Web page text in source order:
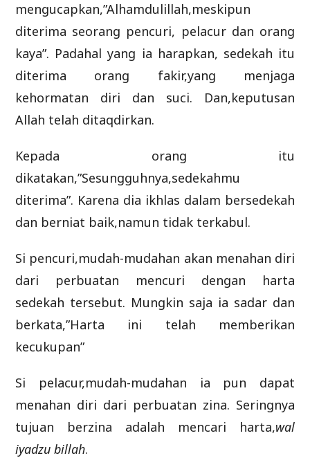
mengucapkan,”Alhamdulillah,meskipun
diterima seorang pencuri, pelacur dan orang
kaya”. Padahal yang ia harapkan, sedekah itu
diterima orang fakir,yang menjaga
kehormatan diri dan suci. Dan,keputusan
Allah telah ditaqdirkan.
Kepada orang itu
dikatakan,”Sesungguhnya,sedekahmu
diterima”. Karena dia ikhlas dalam bersedekah
dan berniat baik,namun tidak terkabul.
Si pencuri,mudah-mudahan akan menahan diri
dari perbuatan mencuri dengan harta
sedekah tersebut. Mungkin saja ia sadar dan
berkata,”Harta ini telah memberikan
kecukupan”
Si pelacur,mudah-mudahan ia pun dapat
menahan diri dari perbuatan zina. Seringnya
tujuan berzina adalah mencari harta,wal
iyadzu billah.